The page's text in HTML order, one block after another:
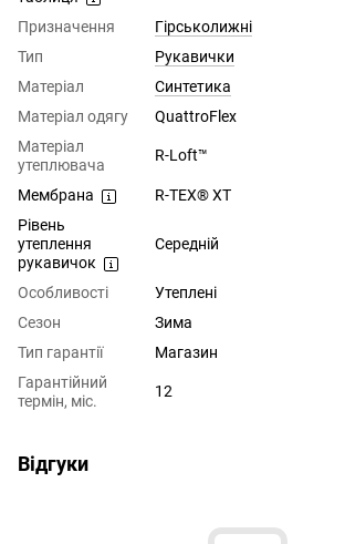
Призначення
Гірськолижні
Тип
Рукавички
Матеріал
Синтетика
Матеріал одягу
QuattroFlex
Матеріал
утеплювача
R-Loft™
Мембрана
R-TEX® XT
Рівень
утеплення
рукавичок
Середній
Особливості
Утеплені
Сезон
Зима
Тип гарантії
Магазин
Гарантійний
термін, міс.
12
Відгуки